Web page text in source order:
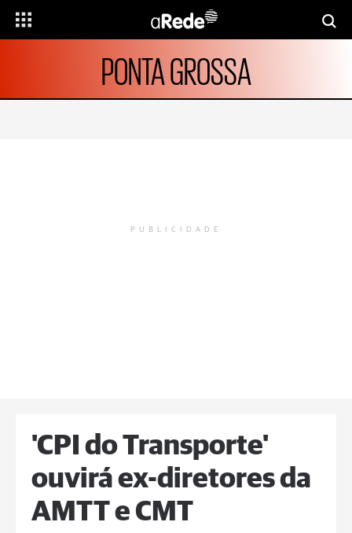
PONTA GROSSA
PUBLICIDADE
'CPI do Transporte'
ouvirá ex-diretores da
AMTT e CMT